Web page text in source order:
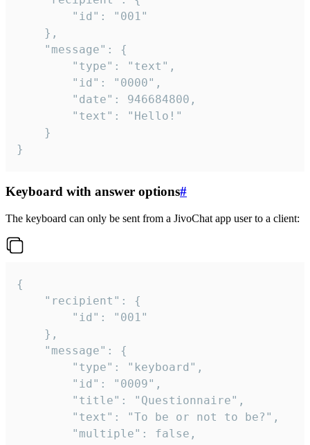
}
Keyboard with answer options#
The keyboard can only be sent from a JivoChat app user to a client:
{